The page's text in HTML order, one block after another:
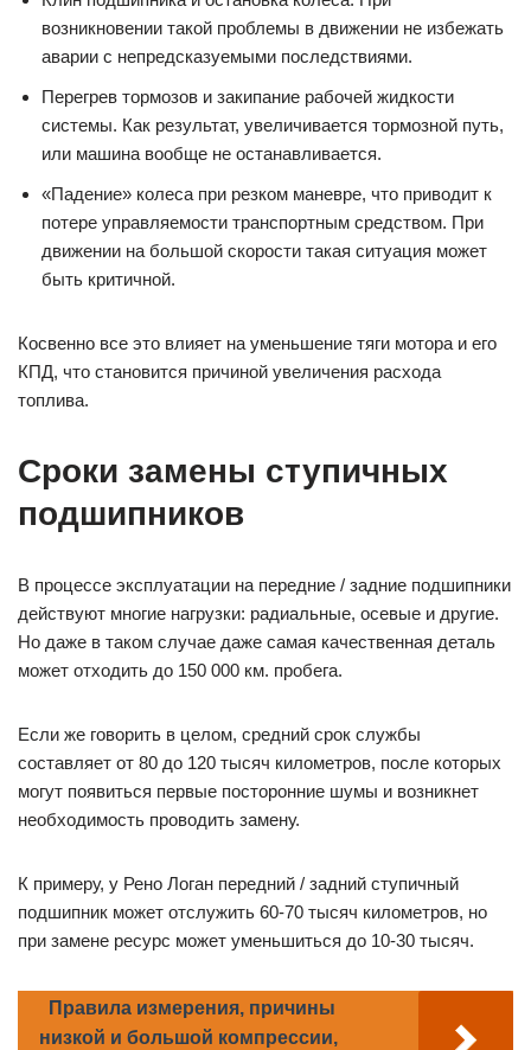
возникновении такой проблемы в движении не избежать
аварии с непредсказуемыми последствиями.
Перегрев тормозов и закипание рабочей жидкости
системы. Как результат, увеличивается тормозной путь,
или машина вообще не останавливается.
«Падение» колеса при резком маневре, что приводит к
потере управляемости транспортным средством. При
движении на большой скорости такая ситуация может
быть критичной.
Косвенно все это влияет на уменьшение тяги мотора и его
КПД, что становится причиной увеличения расхода
топлива.
Сроки замены ступичных
подшипников
В процессе эксплуатации на передние / задние подшипники
действуют многие нагрузки: радиальные, осевые и другие.
Но даже в таком случае даже самая качественная деталь
может отходить до 150 000 км. пробега.
Если же говорить в целом, средний срок службы
составляет от 80 до 120 тысяч километров, после которых
могут появиться первые посторонние шумы и возникнет
необходимость проводить замену.
К примеру, у Рено Логан передний / задний ступичный
подшипник может отслужить 60-70 тысяч километров, но
при замене ресурс может уменьшиться до 10-30 тысяч.
Правила измерения, причины
низкой и большой компрессии,